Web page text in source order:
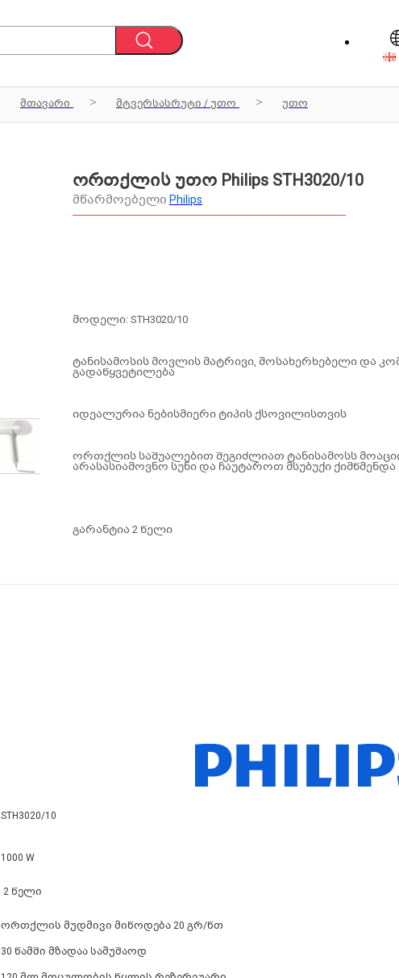
მთავარი მტვერსასრუტი / უთო უთო
ორთქლის უთო Philips STH3020/10
მწარმოებელი Philips
მოდელი: STH3020/10
ტანისამოსის მოვლის მატრივი, მოსახერხებელი და
გადაწყვეტილება
იდეალურია ნებისმიერი ტიპის ქსოვილისთვის
ორთქლის საშუალებით შეგიძლიათ ტანისამოსს
არასასიამოვნო სუნი და ჩაუტაროთ მსუბუქი ქიმწმენდა
გარანტია 2 წელი
STH3020/10
1000 W
2 წელი
ორთქლის მუდმივი მიწოდება 20 გრ/წთ
30 წამში მზადაა სამუშაოდ